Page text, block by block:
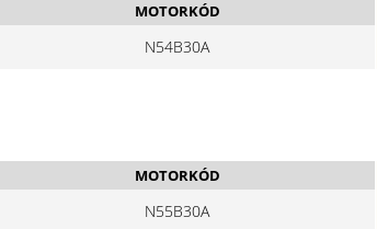
MOTORKÓD
N54B30A
MOTORKÓD
N55B30A